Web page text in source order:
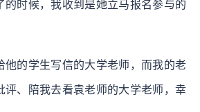
的时候，我收到是她立马报名参与的
他的学生写信的大学老师，而我的老
评、陪我去看袁老师的大学老师，幸